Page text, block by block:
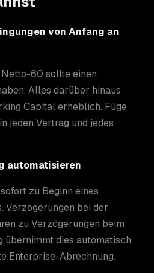
von Anfang an
60 sollte einen
Alles darüber hinaus
Capital erheblich. Füge
jeden Vertrag und jedes
automatisieren
zu Beginn eines
Verzögerungen bei der
zu Verzögerungen beim
übernimmt dies automatisch
Enterprise-Abrechnung.